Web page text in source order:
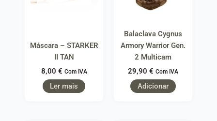
Máscara – STARKER
II TAN
8,00 € Com IVA
Ler mais
Balaclava Cygnus
Armory Warrior Gen.
2 Multicam
29,90 € Com IVA
Adicionar